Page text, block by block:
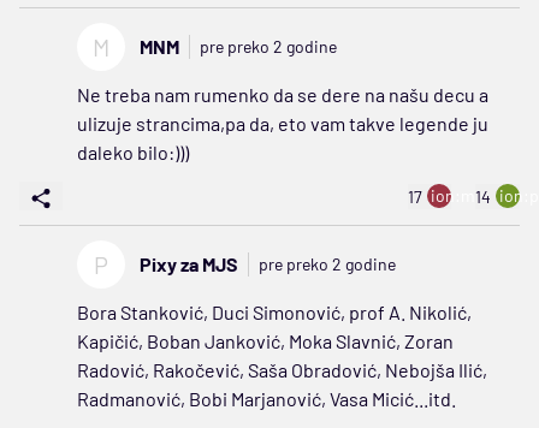
M MNM pre preko 2 godine
Ne treba nam rumenko da se dere na našu decu a
ulizuje strancima,pa da, eto vam takve legende ju
daleko bilo:)))
17 ion:minus
14
P Pixy za MJS pre preko 2 godine
Bora Stanković, Duci Simonović, prof A. Nikolić,
Kapičić, Boban Janković, Moka Slavnić, Zoran
Radović, Rakočević, Saša Obradović, Nebojša Ilić,
Radmanović, Bobi Marjanović, Vasa Micić...itd.